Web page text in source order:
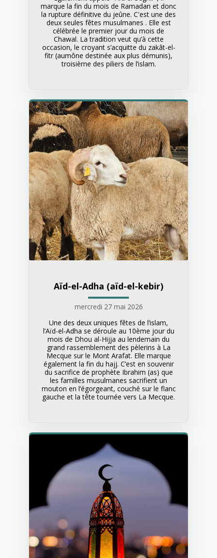
marque la fin du mois de Ramadan et donc
la rupture définitive du jeûne. C'est une des
deux seules fêtes musulmanes . Elle est
célébrée le premier jour du mois de
Chawal. La tradition veut qu’à cette
occasion, le croyant s’acquitte du zakât-el-
fitr (aumône destinée aux plus démunis),
troisième des piliers de l’islam.
Aïd-el-Adha (aïd-el-kebir)
mercredi 27 mai 2026
Une des deux uniques fêtes de l’islam,
l’Aïd-el-Adha se déroule au 10ème jour du
mois de Dhou al-Hijja au lendemain du
grand rassemblement des pèlerins à La
Mecque sur le Mont Arafat. Elle marque
également la fin du hajj. C’est en souvenir
du sacrifice de prophète Ibrahim (as) que
les familles musulmanes sacrifient un
mouton en l’égorgeant, couché sur le flanc
gauche et la tête tournée vers La Mecque.